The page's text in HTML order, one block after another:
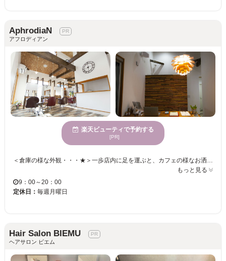
AphrodiaN
アフロディアン
楽天ビューティで予約する
[PR]
＜倉庫の様な外観・・・★＞一歩店内に足を運ぶと、カフェの様なお洒落な雰囲気！天上が高く開放感溢れる店内は日の光を取り込み“ホッ”と一息！ゆったりリラックス出来る癒しの空間が広がっています。個室は全く違う雰囲気の高級感溢れる、ラグジュアリーな空間です。贅沢なサロンタイムを堪能して下さい！！ ギリシャ神話の2つの言葉から創造されているAphrodite（美と愛の女神)×Guardian（守護神などの意味）と言う意味のサロン名【AphrodiaN（アフロディアン）】！日本語の《あ》＝頭文字《A》、日本語の《ん》＝語尾の《N》。最初から最後まで「想い」を込めてお客様の「美」のお手伝いをします★ 丁寧なカウンセリング×再現性であなたの思い描いていたスタイルへと導きます。“なりたい！”を叶えてくれる＜AphrodiaN＞であなたの理想をカタチに・・・♪
もっと見る
9：00～20：00
定休日： 毎週月曜日
Hair Salon BIEMU
ヘアサロン ビエム